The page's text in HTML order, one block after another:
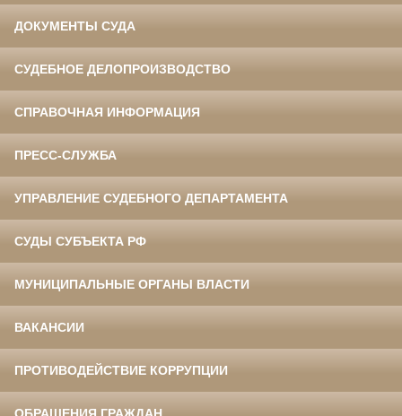
ДОКУМЕНТЫ СУДА
СУДЕБНОЕ ДЕЛОПРОИЗВОДСТВО
СПРАВОЧНАЯ ИНФОРМАЦИЯ
ПРЕСС-СЛУЖБА
УПРАВЛЕНИЕ СУДЕБНОГО ДЕПАРТАМЕНТА
СУДЫ СУБЪЕКТА РФ
МУНИЦИПАЛЬНЫЕ ОРГАНЫ ВЛАСТИ
ВАКАНСИИ
ПРОТИВОДЕЙСТВИЕ КОРРУПЦИИ